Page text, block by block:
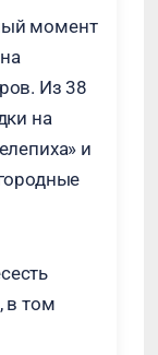
момент
Из 38
на
и
в том